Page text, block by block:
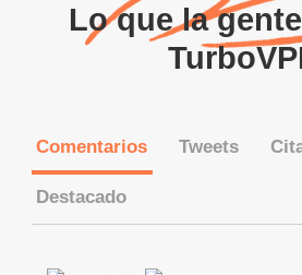
Lo que la
Comentarios Tweets
Destacado